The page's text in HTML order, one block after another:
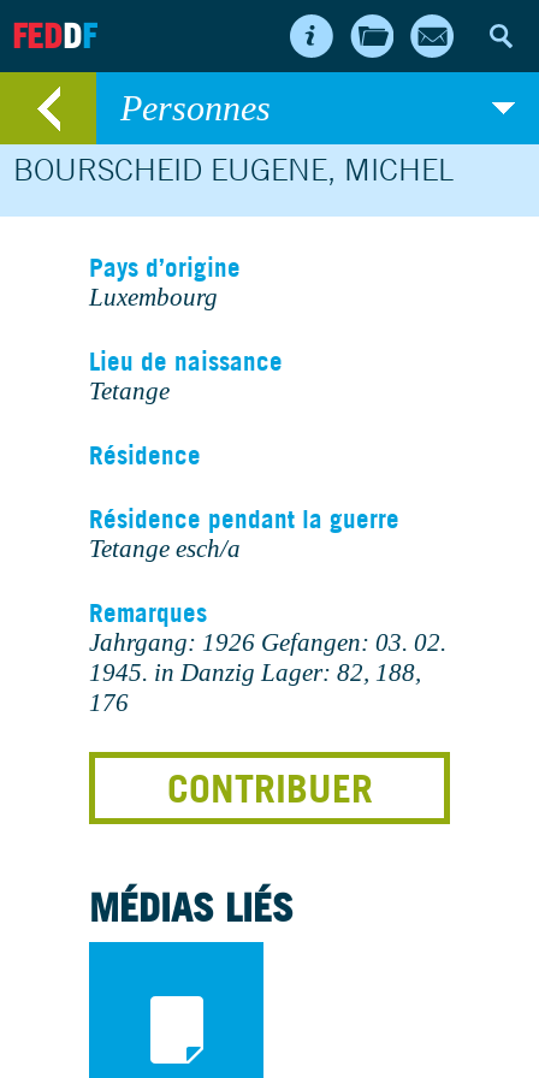
FEDDF
Personnes
BOURSCHEID EUGENE, MICHEL
Pays d’origine
Luxembourg
Lieu de naissance
Tetange
Résidence
Résidence pendant la guerre
Tetange esch/a
Remarques
Jahrgang: 1926 Gefangen: 03. 02.
1945. in Danzig Lager: 82, 188,
176
CONTRIBUER
MÉDIAS LIÉS